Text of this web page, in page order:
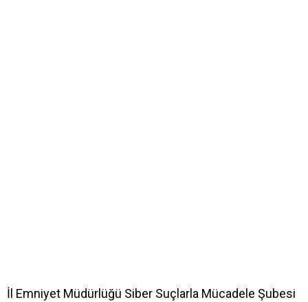
İl Emniyet Müdürlüğü Siber Suçlarla Mücadele Şubesi